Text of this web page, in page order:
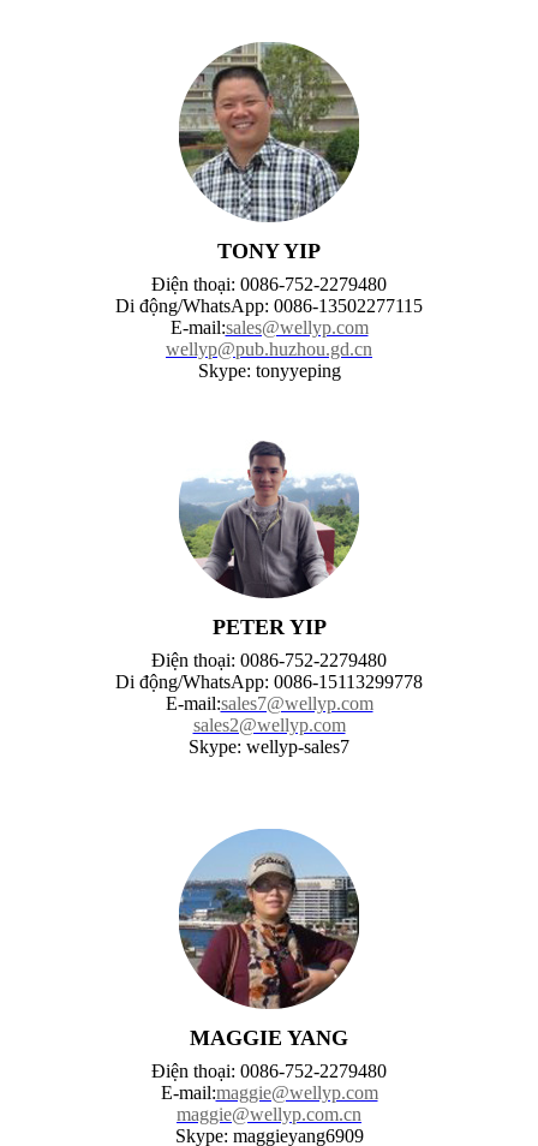
TONY YIP
Điện thoại: 0086-752-2279480
Di động/WhatsApp: 0086-13502277115
E-mail:sales@wellyp.com
wellyp@pub.huzhou.gd.cn
Skype: tonyyeping
PETER YIP
Điện thoại: 0086-752-2279480
Di động/WhatsApp: 0086-15113299778
E-mail:sales7@wellyp.com
sales2@wellyp.com
Skype: wellyp-sales7
MAGGIE YANG
Điện thoại: 0086-752-2279480
E-mail:maggie@wellyp.com
maggie@wellyp.com.cn
Skype: maggieyang6909